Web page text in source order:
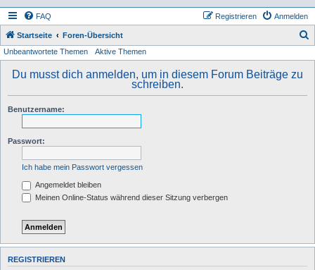
FAQ Anmelden
Registrieren
Startseite Foren-Übersicht
Unbeantwortete Themen Aktive Themen
Du musst dich anmelden, um in diesem Forum Beiträge zu
schreiben.
Benutzername:
Passwort:
Ich habe mein Passwort vergessen
Angemeldet bleiben
Meinen Online-Status während dieser Sitzung verbergen
REGISTRIEREN